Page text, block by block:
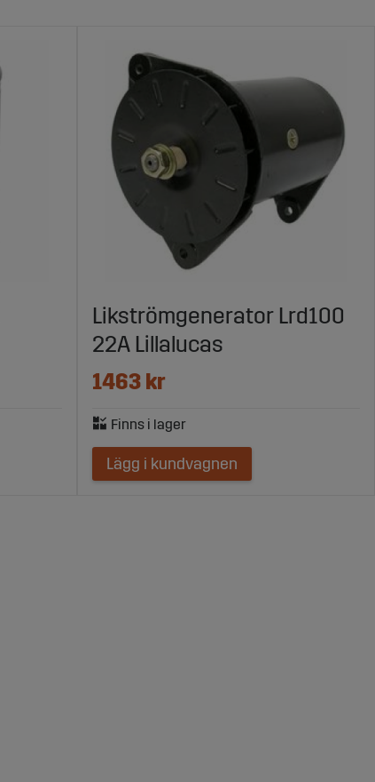
Likströmgenerator Lrd100
22A Lillalucas
1463 kr
Lägg i kundvagnen